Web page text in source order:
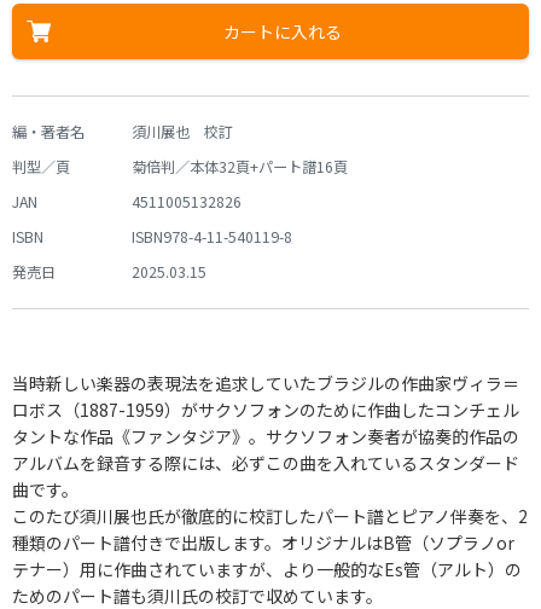
カートに入れる
編・著者名
須川展也 校訂
判型／頁
菊倍判／本体32頁+パート譜16頁
JAN
4511005132826
ISBN
ISBN978-4-11-540119-8
発売日
2025.03.15
当時新しい楽器の表現法を追求していたブラジルの作曲家ヴィラ＝
ロボス（1887-1959）がサクソフォンのために作曲したコンチェル
タントな作品《ファンタジア》。サクソフォン奏者が協奏的作品の
アルバムを録音する際には、必ずこの曲を入れているスタンダード
曲です。
このたび須川展也氏が徹底的に校訂したパート譜とピアノ伴奏を、2
種類のパート譜付きで出版します。オリジナルはB管（ソプラノor
テナー）用に作曲されていますが、より一般的なEs管（アルト）の
ためのパート譜も須川氏の校訂で収めています。